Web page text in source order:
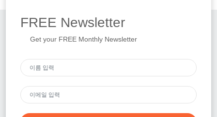
FREE Newsletter
Get your FREE Monthly Newsletter